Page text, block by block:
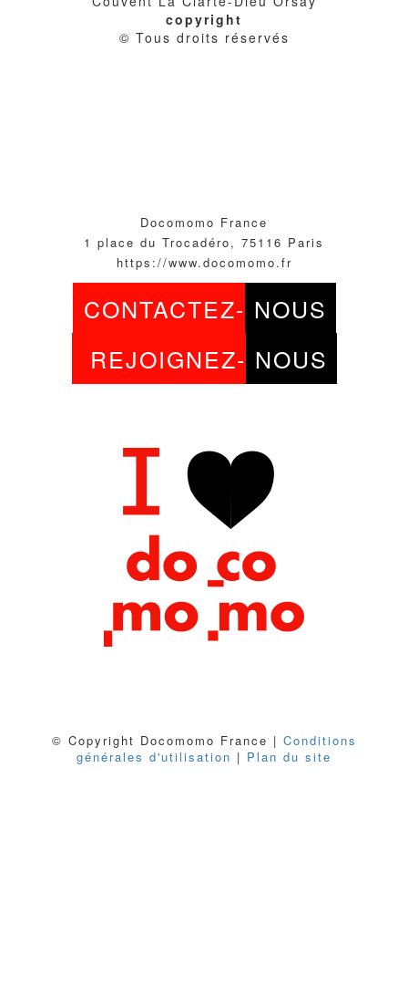
copyright
© Tous droits réservés
Docomomo France
1 place du Trocadéro, 75116 Paris
https://www.docomomo.fr
CONTACTEZ- NOUS
REJOIGNEZ- NOUS
© Copyright Docomomo France | Conditions
générales d'utilisation | Plan du site